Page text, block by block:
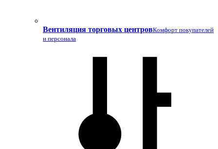
Вентиляция торговых центровКомфорт покупателей
и персонала